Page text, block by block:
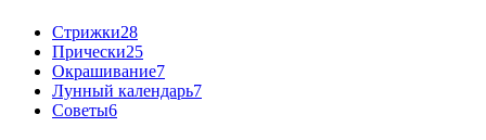
Стрижки28
Прически25
Окрашивание7
Лунный календарь7
Советы6